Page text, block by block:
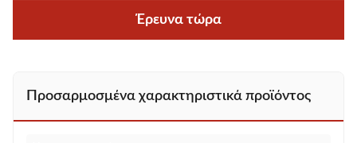
Έρευνα τώρα
Προσαρμοσμένα χαρακτηριστικά προϊόντος